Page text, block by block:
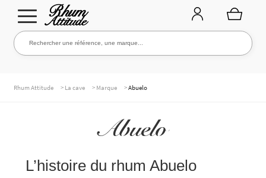
Aller
à
Aller
au
Rechercher une référence, une marque...
Rechercher
Rhum Attitude > La cave > Marque >Abuelo
Abuelo
L’histoire du rhum Abuelo